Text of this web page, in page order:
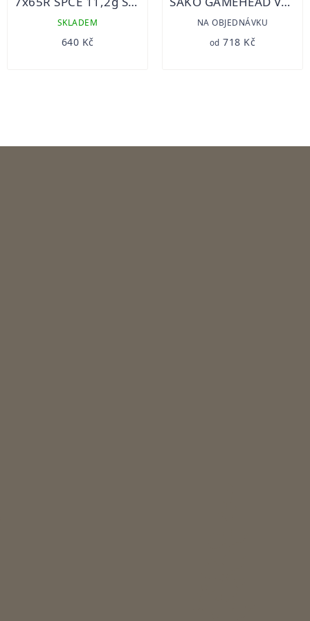
SKLADEM
640 Kč
NA OBJEDNÁVKU
od 718 Kč